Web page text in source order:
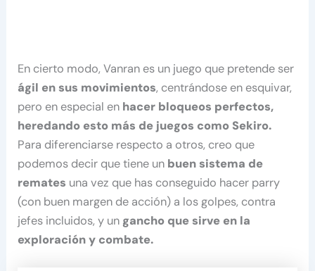
En cierto modo, Vanran es un juego que pretende ser
ágil en sus movimientos, centrándose en esquivar,
pero en especial en hacer bloqueos perfectos,
heredando esto más de juegos como Sekiro.
Para diferenciarse respecto a otros, creo que
podemos decir que tiene un buen sistema de
remates una vez que has conseguido hacer parry
(con buen margen de acción) a los golpes, contra
jefes incluidos, y un gancho que sirve en la
exploración y combate.